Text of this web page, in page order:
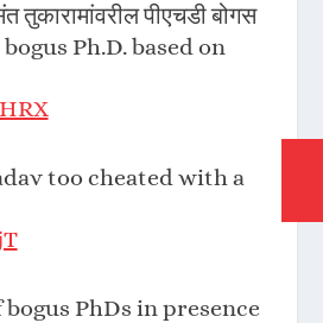
तुकारामांवरील पीएचडी बोगस
Ph.D. based on
too cheated with a
PhDs in presence